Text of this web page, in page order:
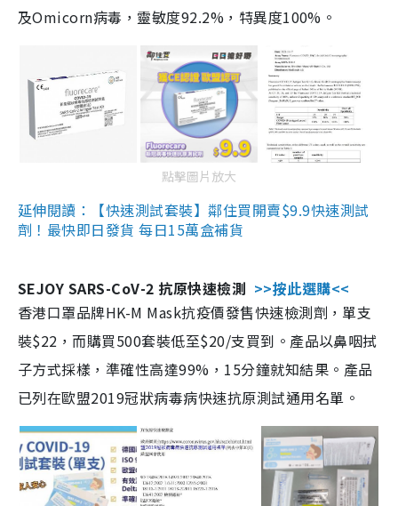
及Omicorn病毒，靈敏度92.2%，特異度100%。
點擊圖片放大
延伸閱讀：【快速測試套裝】鄰住買開賣$9.9快速測試
劑！最快即日發貨 每日15萬盒補貨
SEJOY SARS-CoV-2 抗原快速檢測 >>按此選購<<
香港口罩品牌HK-M Mask抗疫價發售快速檢測劑，單支
裝$22，而購買500套裝低至$20/支買到。產品以鼻咽拭
子方式採樣，準確性高達99%，15分鐘就知結果。產品
已列在歐盟2019冠狀病毒病快速抗原測試通用名單。